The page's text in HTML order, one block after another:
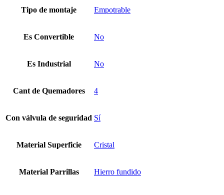
Tipo de montaje Empotrable
Es Convertible No
Es Industrial No
Cant de Quemadores 4
Con válvula de seguridad Sí
Material Superficie Cristal
Material Parrillas Hierro fundido